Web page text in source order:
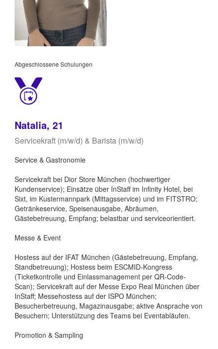
Abgeschlossene Schulungen
Natalia, 21
Servicekraft (m/w/d) & Barista (m/w/d)
Service & Gastronomie
Servicekraft bei Dior Store München (hochwertiger
Kundenservice); Einsätze über InStaff im Infinity Hotel, bei
Sixt, im Kustermannpark (Mittagsservice) und im FITSTRO;
Getränkeservice, Speisenausgabe, Abräumen,
Gästebetreuung, Empfang; belastbar und serviceorientiert.
Messe & Event
Hostess auf der IFAT München (Gästebetreuung, Empfang,
Standbetreuung); Hostess beim ESCMID-Kongress
(Ticketkontrolle und Einlassmanagement per QR-Code-
Scan); Servicekraft auf der Messe Expo Real München über
InStaff; Messehostess auf der ISPO München;
Besucherbetreuung, Magazinausgabe; aktive Ansprache von
Besuchern; Unterstützung des Teams bei Eventabläufen.
Promotion & Sampling